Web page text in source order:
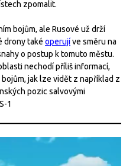
zpomalit.
bojům, ale Rusové už drží
drony také operujíve směru na
o postup k tomuto městu.
nechodí příliš informací,
jak lze vidět z například z
pozic salvovými
1